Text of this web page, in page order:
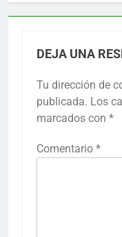
DEJA UNA
Tu dirección de
publicada. Los
marcados con *
Comentario *